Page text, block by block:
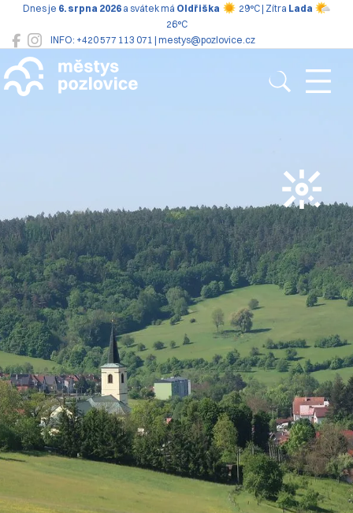
INFO: +420 577 113 071 | mestys@pozlovice.cz
Dnes je 6. srpna 2026 a svátek má Oldřiška 29°C | Zítra Lada
26°C
Pozlovice